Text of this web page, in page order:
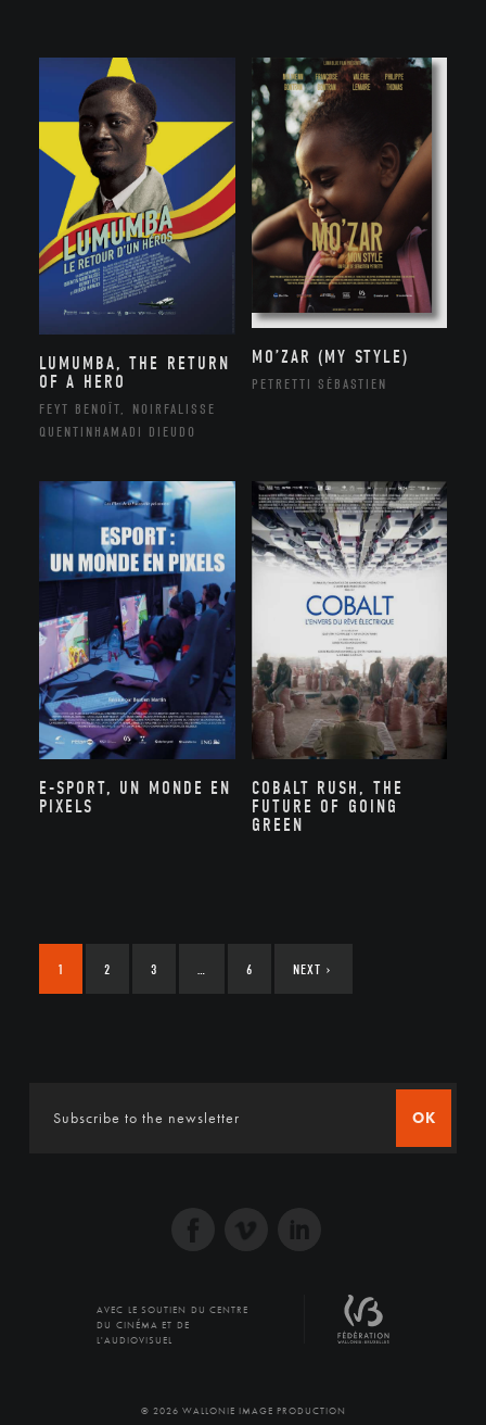
LUMUMBA, THE RETURN
OF A HERO
FEYT BENOÎT, NOIRFALISSE
QUENTINHAMADI DIEUDO
MO’ZAR (MY STYLE)
PETRETTI SÉBASTIEN
E-SPORT, UN MONDE EN
PIXELS
COBALT RUSH, THE
FUTURE OF GOING
GREEN
1 2 3 6 NEXT ›
OK
AVEC LE SOUTIEN DU CENTRE
DU CINÉMA ET DE
L'AUDIOVISUEL
© 2026 WALLONIE IMAGE PRODUCTION